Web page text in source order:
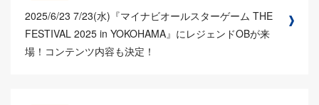
2025/6/23 7/23(水)『マイナビオールスターゲーム THE
FESTIVAL 2025 in YOKOHAMA』にレジェンドOBが来
場！コンテンツ内容も決定！